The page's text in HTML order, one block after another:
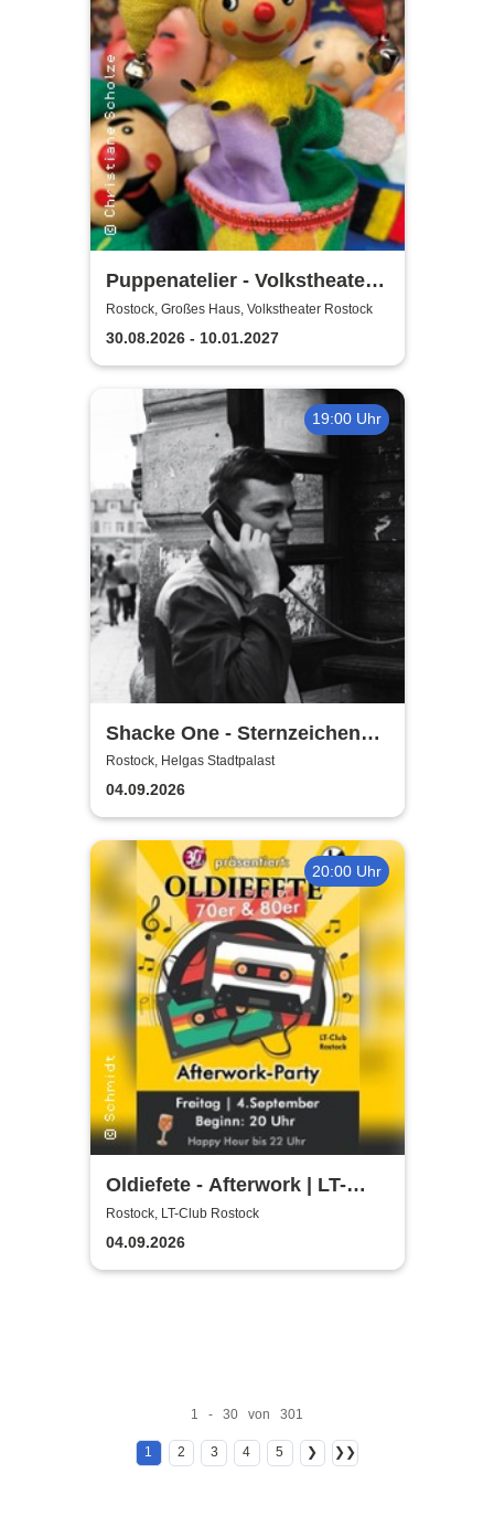
Puppenatelier - Volkstheater
Rostock
Rostock, Großes Haus, Volkstheater Rostock
30.08.2026 - 10.01.2027
19:00 Uhr
Shacke One - Sternzeichen
Boss Tour
Rostock, Helgas Stadtpalast
04.09.2026
20:00 Uhr
Oldiefete - Afterwork | LT-
Club Rostock
Rostock, LT-Club Rostock
04.09.2026
1 - 30 von 301
1 2 3 4 5 ❯ ❯❯